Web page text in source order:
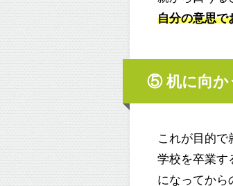
自分の意思で
⑤ 机に向か
これが目的
学校を卒業す
になってから